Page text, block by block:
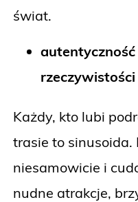
świat.
rzeczywistości
Każdy, kto lubi
trasie to sinusoida.
niesamowicie i
nudne atrakcje,